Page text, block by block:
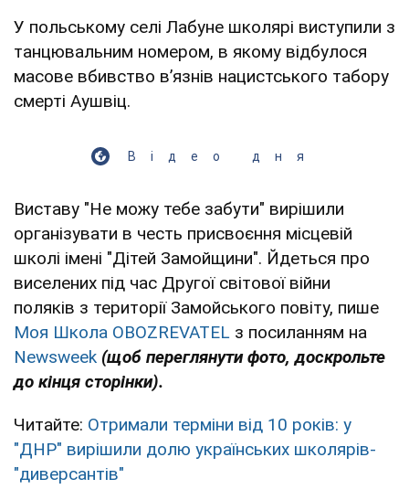
У польському селі Лабуне школярі виступили з
танцювальним номером, в якому відбулося
масове вбивство в’язнів нацистського табору
смерті Аушвіц.
Відео дня
Виставу "Не можу тебе забути" вирішили
організувати в честь присвоєння місцевій
школі імені "Дітей Замойщини". Йдеться про
виселених під час Другої світової війни
поляків з території Замойського повіту, пише
Моя Школа OBOZREVATEL з посиланням на
Newsweek (щоб переглянути фото, доскрольте
до кінця сторінки).
Читайте: Отримали терміни від 10 років: у
"ДНР" вирішили долю українських школярів-
"диверсантів"